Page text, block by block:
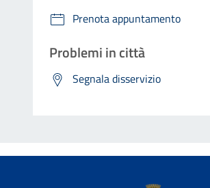
Prenota appuntamento
Problemi in città
Segnala disservizio